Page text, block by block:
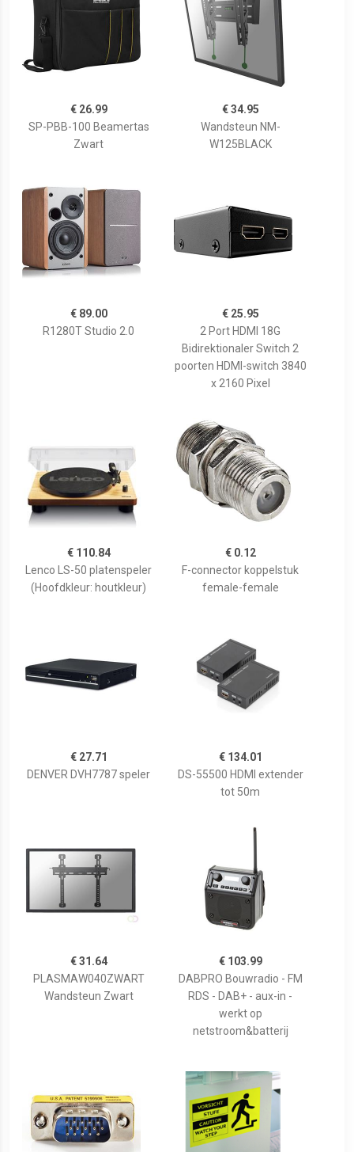
€ 26.99
SP-PBB-100 Beamertas
Zwart
€ 34.95
Wandsteun NM-
W125BLACK
€ 89.00
R1280T Studio 2.0
€ 25.95
2 Port HDMI 18G
Bidirektionaler Switch 2
poorten HDMI-switch 3840
x 2160 Pixel
€ 110.84
Lenco LS-50 platenspeler
(Hoofdkleur: houtkleur)
€ 0.12
F-connector koppelstuk
female-female
€ 27.71
DENVER DVH7787 speler
€ 134.01
DS-55500 HDMI extender
tot 50m
€ 31.64
PLASMAW040ZWART
Wandsteun Zwart
€ 103.99
DABPRO Bouwradio - FM
RDS - DAB+ - aux-in -
werkt op
netstroom&batterij